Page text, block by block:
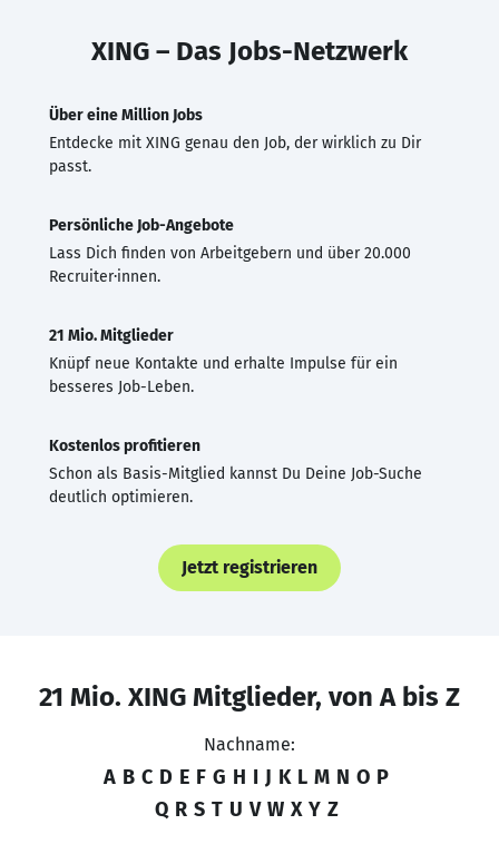
XING – Das Jobs-Netzwerk
Über eine Million Jobs
Entdecke mit XING genau den Job, der wirklich zu Dir
passt.
Persönliche Job-Angebote
Lass Dich finden von Arbeitgebern und über 20.000
Recruiter·innen.
21 Mio. Mitglieder
Knüpf neue Kontakte und erhalte Impulse für ein
besseres Job-Leben.
Kostenlos profitieren
Schon als Basis-Mitglied kannst Du Deine Job-Suche
deutlich optimieren.
Jetzt registrieren
21 Mio. XING Mitglieder, von A bis Z
Nachname:
A B C D E F G H I J K L M N O P
Q R S T U V W X Y Z